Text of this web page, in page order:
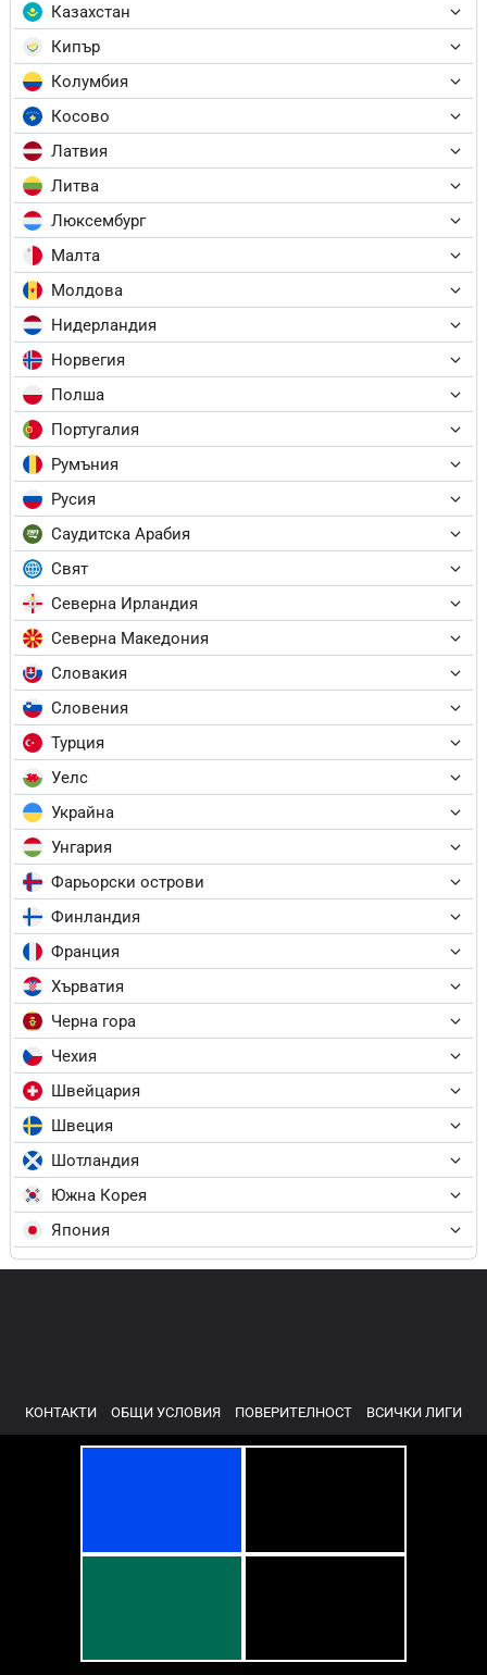
Казахстан
Кипър
Колумбия
Косово
Латвия
Литва
Люксембург
Малта
Молдова
Нидерландия
Норвегия
Полша
Португалия
Румъния
Русия
Саудитска Арабия
Свят
Северна Ирландия
Северна Македония
Словакия
Словения
Турция
Уелс
Украйна
Унгария
Фарьорски острови
Финландия
Франция
Хърватия
Черна гора
Чехия
Швейцария
Швеция
Шотландия
Южна Корея
Япония
КОНТАКТИ ОБЩИ УСЛОВИЯ ПОВЕРИТЕЛНОСТ ВСИЧКИ ЛИГИ